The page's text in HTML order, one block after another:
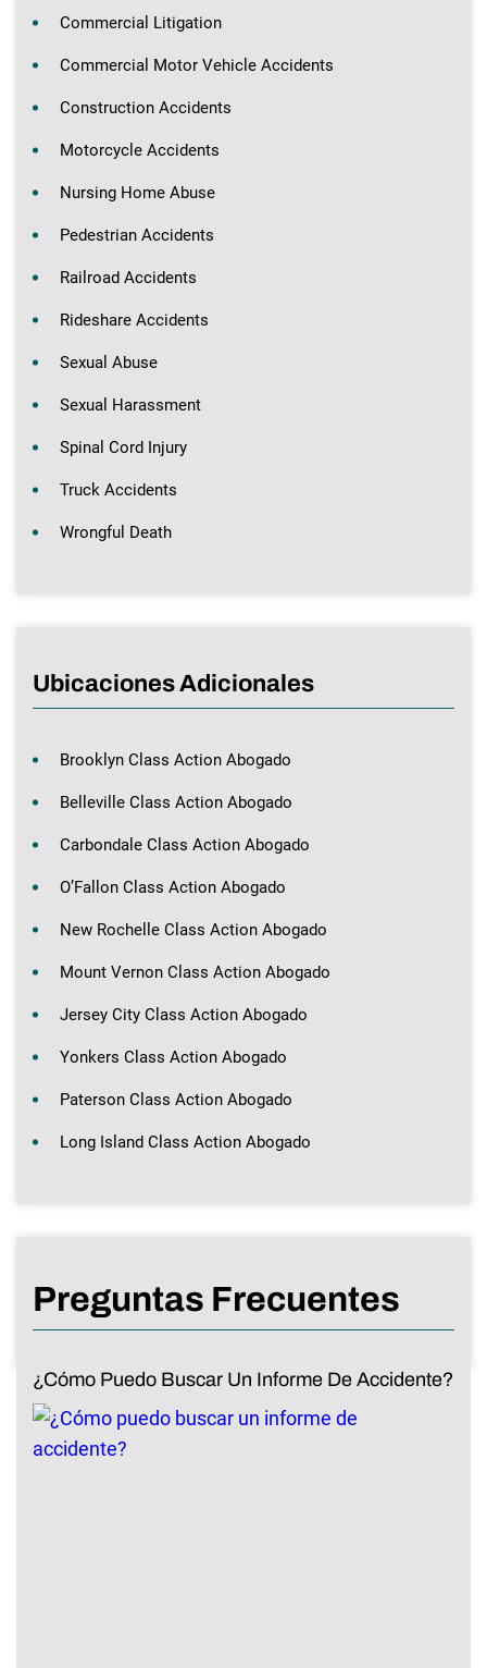
Commercial Litigation
Commercial Motor Vehicle Accidents
Construction Accidents
Motorcycle Accidents
Nursing Home Abuse
Pedestrian Accidents
Railroad Accidents
Rideshare Accidents
Sexual Abuse
Sexual Harassment
Spinal Cord Injury
Truck Accidents
Wrongful Death
Ubicaciones Adicionales
Brooklyn Class Action Abogado
Belleville Class Action Abogado
Carbondale Class Action Abogado
O’Fallon Class Action Abogado
New Rochelle Class Action Abogado
Mount Vernon Class Action Abogado
Jersey City Class Action Abogado
Yonkers Class Action Abogado
Paterson Class Action Abogado
Long Island Class Action Abogado
Preguntas Frecuentes
¿Cómo Puedo Buscar Un Informe De Accidente?